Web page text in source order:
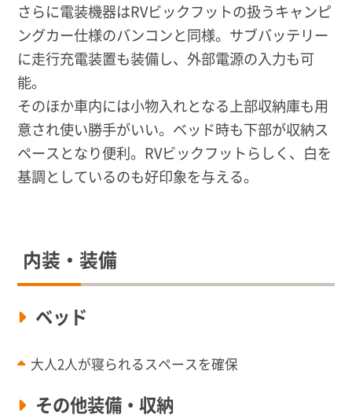
さらに電装機器はRVビックフットの扱うキャンピ
ングカー仕様のバンコンと同様。サブバッテリー
に走行充電装置も装備し、外部電源の入力も可
能。
そのほか車内には小物入れとなる上部収納庫も用
意され使い勝手がいい。ベッド時も下部が収納ス
ペースとなり便利。RVビックフットらしく、白を
基調としているのも好印象を与える。
内装・装備
ベッド
大人2人が寝られるスペースを確保
その他装備・収納